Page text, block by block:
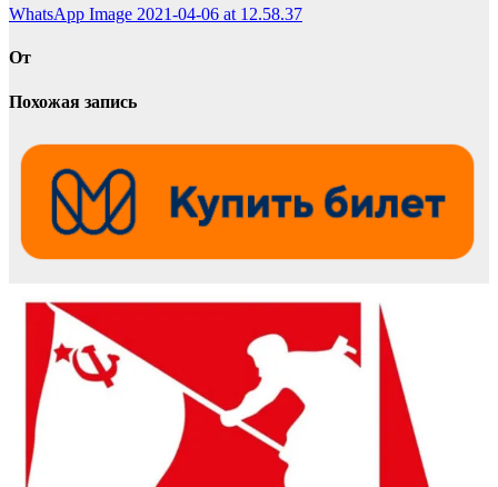
Навигация
по
WhatsApp Image 2021-04-06 at 12.58.37
От
Похожая запись